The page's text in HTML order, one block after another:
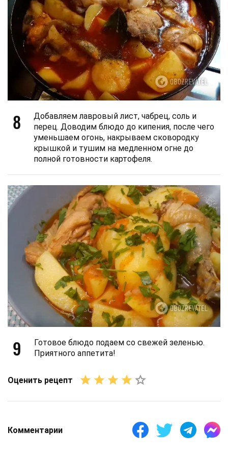
8
Добавляем лавровый лист, чабрец, соль и
перец. Доводим блюдо до кипения, после чего
уменьшаем огонь, накрываем сковородку
крышкой и тушим на медленном огне до
полной готовности картофеля.
9
Готовое блюдо подаем со свежей зеленью.
Приятного аппетита!
Оценить рецепт
Комментарии